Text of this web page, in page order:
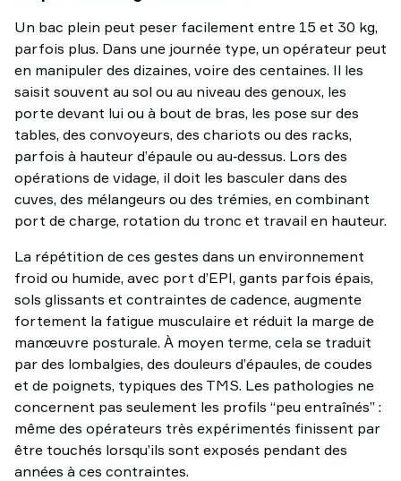
Un bac plein peut peser facilement entre 15 et 30 kg,
parfois plus. Dans une journée type, un opérateur peut
en manipuler des dizaines, voire des centaines. Il les
saisit souvent au sol ou au niveau des genoux, les
porte devant lui ou à bout de bras, les pose sur des
tables, des convoyeurs, des chariots ou des racks,
parfois à hauteur d’épaule ou au‑dessus. Lors des
opérations de vidage, il doit les basculer dans des
cuves, des mélangeurs ou des trémies, en combinant
port de charge, rotation du tronc et travail en hauteur.
La répétition de ces gestes dans un environnement
froid ou humide, avec port d’EPI, gants parfois épais,
sols glissants et contraintes de cadence, augmente
fortement la fatigue musculaire et réduit la marge de
manœuvre posturale. À moyen terme, cela se traduit
par des lombalgies, des douleurs d’épaules, de coudes
et de poignets, typiques des TMS. Les pathologies ne
concernent pas seulement les profils “peu entraînés” :
même des opérateurs très expérimentés finissent par
être touchés lorsqu’ils sont exposés pendant des
années à ces contraintes.